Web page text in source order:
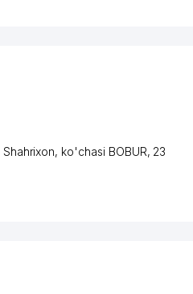
Shahrixon, ko'chasi BOBUR, 23